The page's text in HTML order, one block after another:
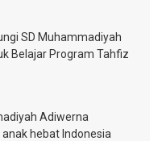
SD Muhammadiyah
Belajar Program Tahfiz
Adiwerna
hebat Indonesia